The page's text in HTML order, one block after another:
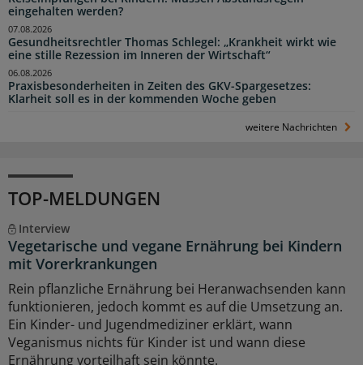
eingehalten werden?
Gesundheitsrechtler Thomas Schlegel: „Krankheit wirkt wie
eine stille Rezession im Inneren der Wirtschaft“
07.08.2026
Praxisbesonderheiten in Zeiten des GKV-Spargesetzes:
Klarheit soll es in der kommenden Woche geben
06.08.2026
weitere Nachrichten
TOP-MELDUNGEN
Interview
Vegetarische und vegane Ernährung bei Kindern
mit Vorerkrankungen
Rein pflanzliche Ernährung bei Heranwachsenden kann
funktionieren, jedoch kommt es auf die Umsetzung an.
Ein Kinder- und Jugendmediziner erklärt, wann
Veganismus nichts für Kinder ist und wann diese
Ernährung vorteilhaft sein könnte.